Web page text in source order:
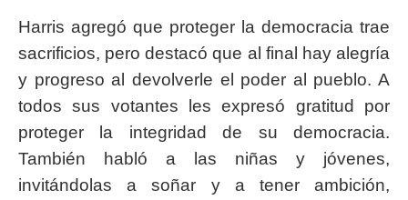
Harris agregó que proteger la democracia trae
sacrificios, pero destacó que al final hay alegría
y progreso al devolverle el poder al pueblo. A
todos sus votantes les expresó gratitud por
proteger la integridad de su democracia.
También habló a las niñas y jóvenes,
invitándolas a soñar y a tener ambición,